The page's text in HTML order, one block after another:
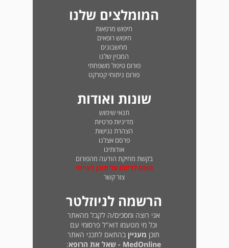
המומלצים שלנו
חיפוש מרפאות
חיפוש רופאים
מחשבונים
המגזין שלנו
פורום טיפול משפחתי
פורום ניתוחי קטרקט
שונות ואודות
תנאי שימוש
מדיניות פרטיות
הצהרת נגישות
פרסם אצלנו
אודותינו
בקשת מחיקת הודעה מהפורום
טופס לדיווח על תוכן בעייתי
צור קשר
הרשמה לניוזלטר
אני רוצה ומסכים/ה לקבל מהאתר
וכל מי מטעמו דוא"ל פרסומי עם
תוכן מעניין בהתאם לתכני האתר
MedOnline - שאל את הרופא
: